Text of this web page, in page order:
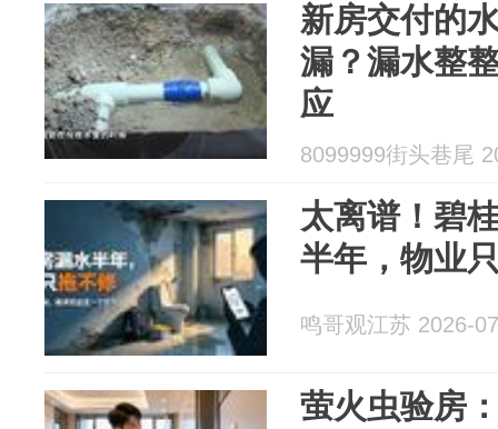
新房交付的
漏？漏水整
应
8099999街头巷尾
太离谱！碧
半年，物业
鸣哥观江苏 2026-
萤火虫验房